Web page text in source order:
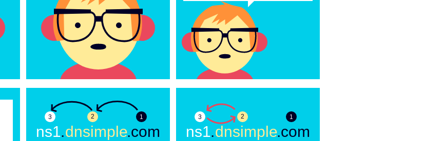
ns1.dnsimple.com
1
2
3
ns1.dnsimple.com
1
2
3